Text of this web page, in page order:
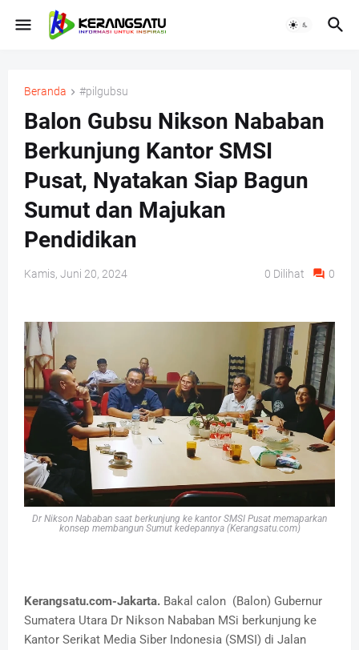
Beranda #pilgubsu
Balon Gubsu Nikson Nababan
Berkunjung Kantor SMSI
Pusat, Nyatakan Siap Bagun
Sumut dan Majukan
Pendidikan
Kamis, Juni 20, 2024 0 Dilihat 0
Dr Nikson Nababan saat berkunjung ke kantor SMSI Pusat memaparkan
konsep membangun Sumut kedepannya (Kerangsatu.com)
Kerangsatu.com-Jakarta. Bakal calon (Balon) Gubernur
Sumatera Utara Dr Nikson Nababan MSi berkunjung ke
Kantor Serikat Media Siber Indonesia (SMSI) di Jalan